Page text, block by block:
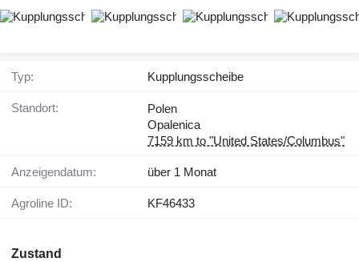
Typ: Kupplungsscheibe
Standort:
Polen
Opalenica
7159 km to "United States/Columbus"
Anzeigendatum: über 1 Monat
Agroline ID: KF46433
Zustand